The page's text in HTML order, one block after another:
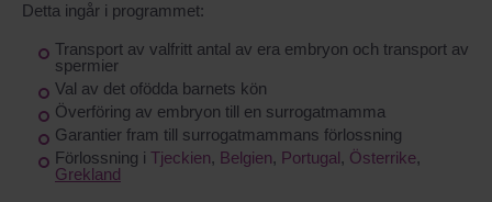
Detta ingår i programmet:
Transport av valfritt antal av era embryon och transport av
spermier
Val av det ofödda barnets kön
Överföring av embryon till en surrogatmamma
Garantier fram till surrogatmammans förlossning
Förlossning i Tjeckien, Belgien, Portugal, Österrike,
Grekland